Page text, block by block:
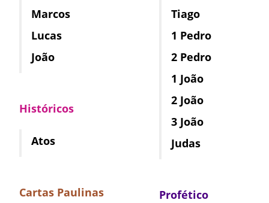
Marcos
Lucas
João
Históricos
Atos
Cartas Paulinas
Tiago
1 Pedro
2 Pedro
1 João
2 João
3 João
Judas
Profético